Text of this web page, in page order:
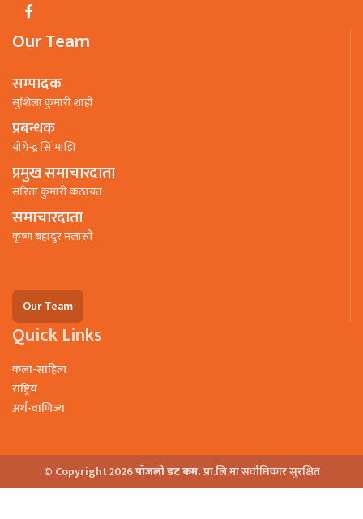
Our Team
सम्पादक
सुशिला कुमारी शाही
प्रबन्धक
याेगेन्द्र सिं माझि
प्रमुख समाचारदाता
सरिता कुमारी कठायत
समाचारदाता
कृष्ण बहादुर मलासी
Our Team
Quick Links
कला-साहित्य
राष्ट्रिय
अर्थ-वाणिज्य
© Copyright 2026पाँजलो डट कम.प्रा.लि.मा सर्वाधिकार सुरक्षित